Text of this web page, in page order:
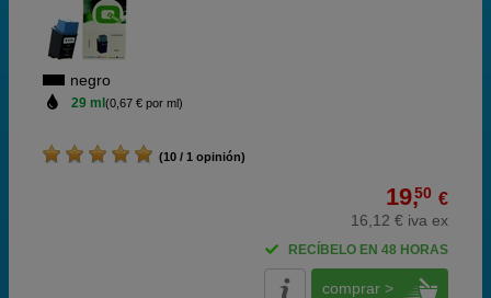
negro
29 ml (0,67 € por ml)
(10 / 1 opinión)
19,50 €
16,12 € iva ex
RECÍBELO EN 48 HORAS
comprar >